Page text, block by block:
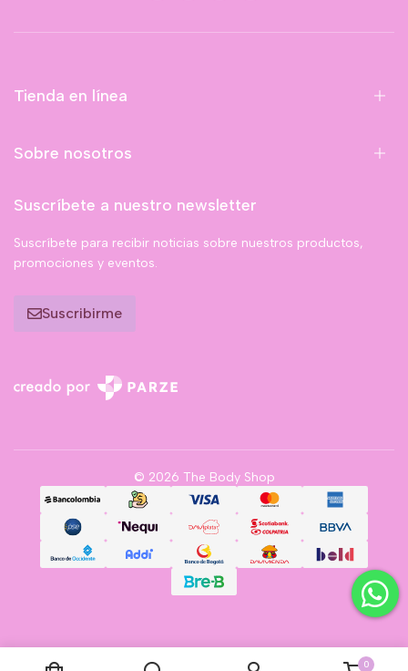
Tienda en línea
Sobre nosotros
Suscríbete a nuestro newsletter
Suscríbete para recibir noticias sobre nuestros productos,
promociones y eventos.
Suscribirme
© 2026 The Body Shop
0